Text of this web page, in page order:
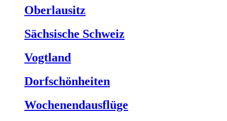
Oberlausitz
Sächsische Schweiz
Vogtland
Dorfschönheiten
Wochenendausflüge